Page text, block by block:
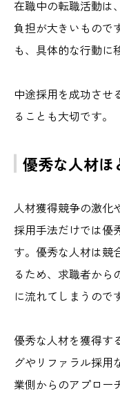
在職中の転職活動は
負担が大きいもので
も、具体的な行動に
中途採用を成功させ
ることも大切です。
優秀な人材ほ
人材獲得競争の激化
採用手法だけでは優
す。優秀な人材は競
るため、求職者から
に流れてしまうので
優秀な人材を獲得す
グやリファラル採用
業側からのアプロー